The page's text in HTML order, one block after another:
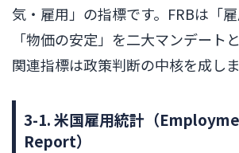
気・雇用」の指標です。FRBは「
「物価の安定」を二大マンデート
関連指標は政策判断の中核を成しま
3-1. 米国雇用統計（
Report）